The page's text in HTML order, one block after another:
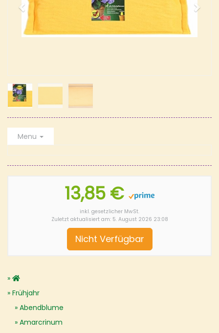
Menu
13,85 €
inkl. gesetzlicher MwSt.
Zuletzt aktualisiert am: 5. August 2026 23:08
Nicht Verfügbar
Frühjahr
Abendblume
Amarcrinum